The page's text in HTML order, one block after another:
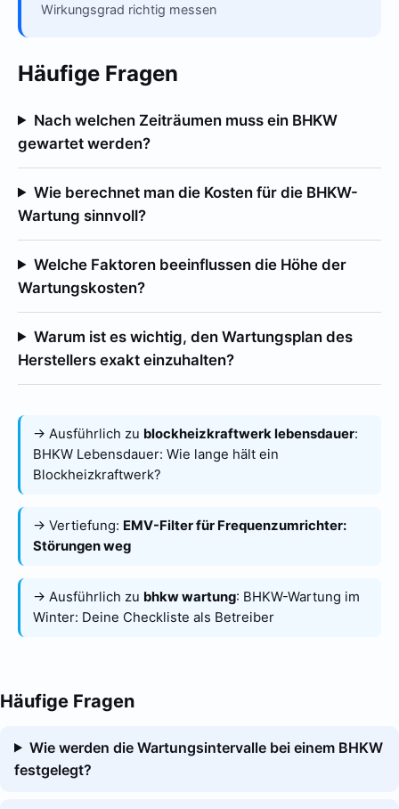
Wirkungsgrad richtig messen
Häufige Fragen
Nach welchen Zeiträumen muss ein BHKW
gewartet werden?
Wie berechnet man die Kosten für die BHKW-
Wartung sinnvoll?
Welche Faktoren beeinflussen die Höhe der
Wartungskosten?
Warum ist es wichtig, den Wartungsplan des
Herstellers exakt einzuhalten?
→ Ausführlich zu blockheizkraftwerk lebensdauer:
BHKW Lebensdauer: Wie lange hält ein
Blockheizkraftwerk?
→ Vertiefung: EMV-Filter für Frequenzumrichter:
Störungen weg
→ Ausführlich zu bhkw wartung: BHKW-Wartung im
Winter: Deine Checkliste als Betreiber
Häufige Fragen
Wie werden die Wartungsintervalle bei einem BHKW
festgelegt?